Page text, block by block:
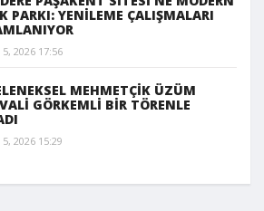
PARKI: YENİLEME ÇALIŞMALARI
2026 17:56
MEHMETÇİK ÜZÜM
GÖRKEMLİ BİR TÖRENLE
2026 15:29